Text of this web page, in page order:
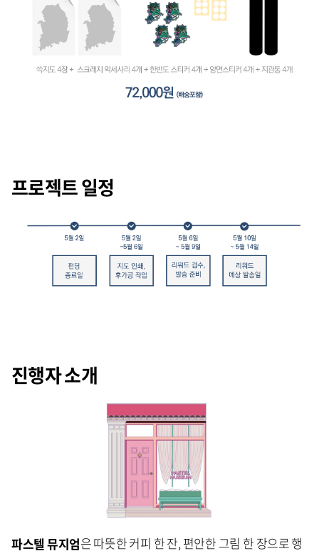
프로젝트 일정
진행자 소개
파스텔 뮤지엄은 따뜻한 커피 한 잔, 편안한 그림 한 장으로 행